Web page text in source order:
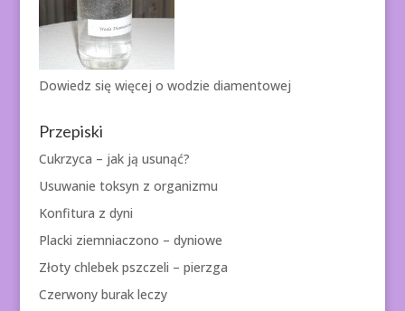
Dowiedz się więcej o wodzie diamentowej
Przepiski
Cukrzyca – jak ją usunąć?
Usuwanie toksyn z organizmu
Konfitura z dyni
Placki ziemniaczono – dyniowe
Złoty chlebek pszczeli – pierzga
Czerwony burak leczy